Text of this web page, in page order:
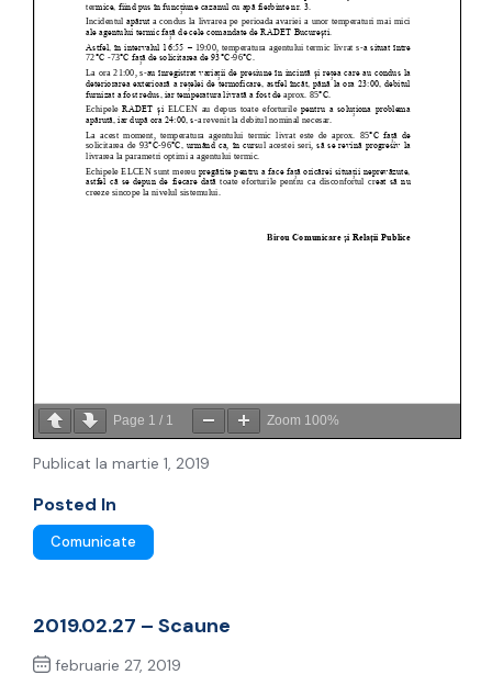
Page 1 / 1 Zoom 100%
Publicat la martie 1, 2019
Posted In
Comunicate
2019.02.27 – Scaune
februarie 27, 2019